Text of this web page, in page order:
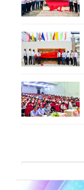
lao động để
Cà Mau và Liên đoàn
năm 2026 với chủ